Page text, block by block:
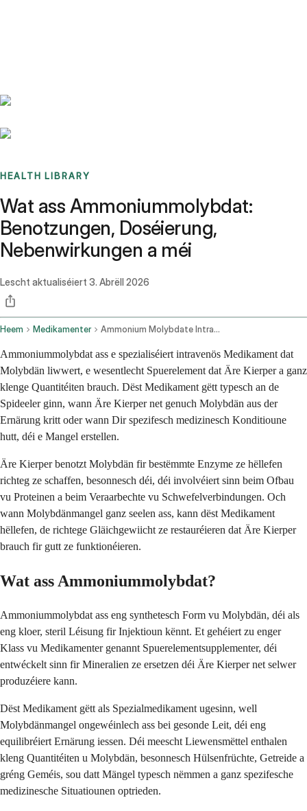
HEALTH LIBRARY
Wat ass Ammoniummolybdat:
Benotzungen, Doséierung,
Nebenwirkungen a méi
Lescht aktualiséiert 3. Abrëll 2026
Heem Medikamenter Ammonium Molybdate Intravenous Route Injection Route
Ammoniummolybdat ass e spezialiséiert intravenös Medikament dat
Molybdän liwwert, e wesentlecht Spuerelement dat Äre Kierper a ganz
klenge Quantitéiten brauch. Dëst Medikament gëtt typesch an de
Spideeler ginn, wann Äre Kierper net genuch Molybdän aus der
Ernärung kritt oder wann Dir spezifesch medizinesch Konditioune
hutt, déi e Mangel erstellen.
Äre Kierper benotzt Molybdän fir bestëmmte Enzyme ze hëllefen
richteg ze schaffen, besonnesch déi, déi involvéiert sinn beim Ofbau
vu Proteinen a beim Veraarbechte vu Schwefelverbindungen. Och
wann Molybdänmangel ganz seelen ass, kann dëst Medikament
hëllefen, de richtege Gläichgewiicht ze restauréieren dat Äre Kierper
brauch fir gutt ze funktionéieren.
Wat ass Ammoniummolybdat?
Ammoniummolybdat ass eng synthetesch Form vu Molybdän, déi als
eng kloer, steril Léisung fir Injektioun kënnt. Et gehéiert zu enger
Klass vu Medikamenter genannt Spuerelementsupplementer, déi
entwéckelt sinn fir Mineralien ze ersetzen déi Äre Kierper net selwer
produzéiere kann.
Dëst Medikament gëtt als Spezialmedikament ugesinn, well
Molybdänmangel ongewéinlech ass bei gesonde Leit, déi eng
equilibréiert Ernärung iessen. Déi meescht Liewensmëttel enthalen
kleng Quantitéiten u Molybdän, besonnesch Hülsenfrüchte, Getreide a
gréng Geméis, sou datt Mängel typesch nëmmen a ganz spezifesche
medizinesche Situatiounen optrieden.